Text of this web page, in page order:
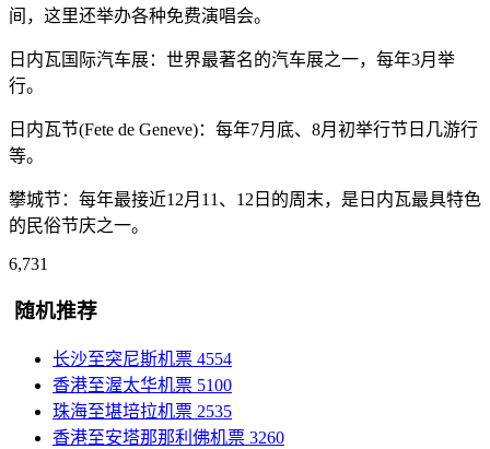
间，这里还举办各种免费演唱会。
日内瓦国际汽车展：世界最著名的汽车展之一，每年3月举
行。
日内瓦节(Fete de Geneve)：每年7月底、8月初举行节日几游行
等。
攀城节：每年最接近12月11、12日的周末，是日内瓦最具特色
的民俗节庆之一。
6,731
随机推荐
长沙至突尼斯机票 4554
香港至渥太华机票 5100
珠海至堪培拉机票 2535
香港至安塔那那利佛机票 3260